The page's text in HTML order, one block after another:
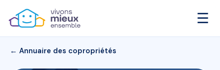
☰
← Annuaire des copropriétés